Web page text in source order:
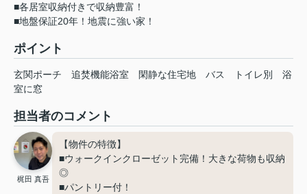
■各居室収納付きで収納豊富！
■地盤保証20年！地震に強い家！
ポイント
玄関ポーチ 追焚機能浴室 閑静な住宅地 バス トイレ別
浴
室に窓
担当者のコメント
梶田 真吾
【物件の特徴】
■ウォークインクローゼット完備！大きな荷物も収納
◎
■パントリー付！